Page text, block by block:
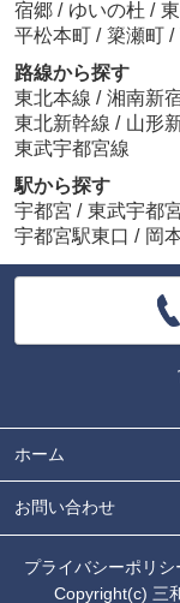
宿郷 / ゆいの杜 /
平松本町 / 簗瀬町 /
路線から探す
東北本線 / 湘南新
東北新幹線 / 山形
東武宇都宮線
駅から探す
宇都宮 / 東武宇都
宇都宮駅東口 / 岡
ホーム
お問い合わせ
プライバシーポリシ
Copyright(c) 三